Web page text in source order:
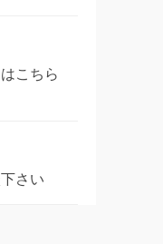
こちら
さい